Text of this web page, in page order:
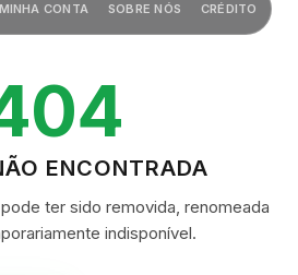
MINHA CONTA SOBRE NÓS CRÉDITO
ENCONTRADA
ter sido removida, renomeada
indisponível.